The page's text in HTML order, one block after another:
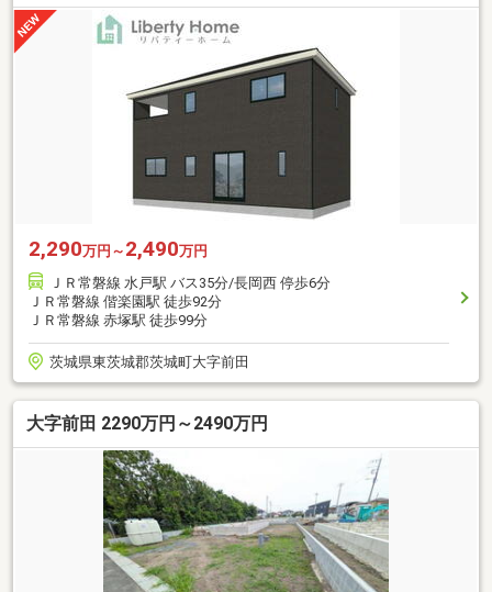
2,290万円～ 2,490万円
ＪＲ常磐線 水戸駅 バス35分/長岡西 停歩6分
ＪＲ常磐線 偕楽園駅 徒歩92分
ＪＲ常磐線 赤塚駅 徒歩99分
茨城県東茨城郡茨城町大字前田
大字前田 2290万円～2490万円